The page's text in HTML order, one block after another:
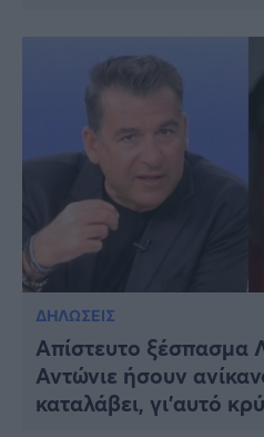
ΔΗΛΩΣΕΙΣ
Απίστευτο ξέσπασμα
Αντώνιε ήσουν
καταλάβει, γι’αυτό